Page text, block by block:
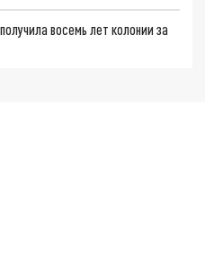
восемь лет колонии за